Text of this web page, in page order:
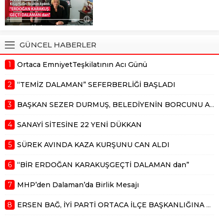
GÜNCEL HABERLER
1 Ortaca EmniyetTeşkilatının Acı Günü
2 “TEMİZ DALAMAN” SEFERBERLİĞİ BAŞLADI
3 BAŞKAN SEZER DURMUŞ, BELEDİYENİN BORCUNU AÇIKLADI
4 SANAYİ SİTESİNE 22 YENİ DÜKKAN
5 SÜREK AVINDA KAZA KURŞUNU CAN ALDI
6 “BİR ERDOĞAN KARAKUŞGEÇTİ DALAMAN dan”
7 MHP’den Dalaman’da Birlik Mesajı
8 ERSEN BAĞ, İYİ PARTİ ORTACA İLÇE BAŞKANLIĞINA ADAY